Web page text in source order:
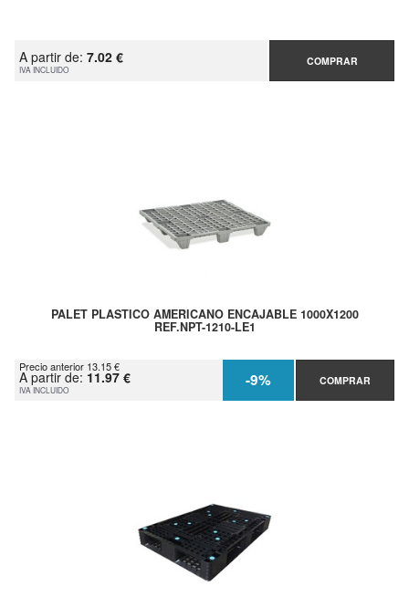
A partir de: 7.02 €
IVA INCLUIDO
COMPRAR
PALET PLASTICO AMERICANO ENCAJABLE 1000X1200
REF.NPT-1210-LE1
Precio anterior 13.15 €
A partir de: 11.97 €
IVA INCLUIDO -9% COMPRAR